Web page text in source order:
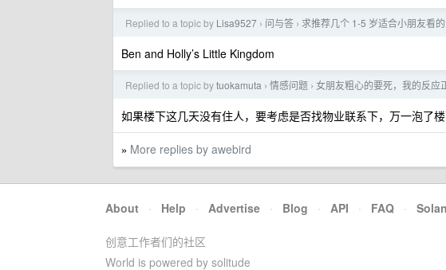
Replied to a topic by Lisa9527 › 问与答 › 求推荐几个 1-5 岁适合小朋友看
Ben and Holly’s Little Kingdom
Replied to a topic bytuokamuta › 情感问题 › 女朋友粗心的要死，我的反应
如果楼下这几天没有住人，要考虑是否找物业联系下，万一泡了
» More replies by awebird
About · Help · Advertise · Blog · API · FAQ ·
创意工作者们的社区
World is powered by solitude